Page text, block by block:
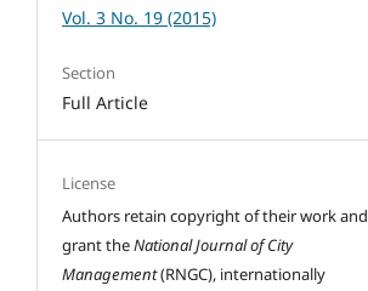
Vol. 3 No. 19 (2015)
Section
Full Article
License
Authors retain copyright of their work and
grant theNational Journal of City
Management(RNGC), internationally